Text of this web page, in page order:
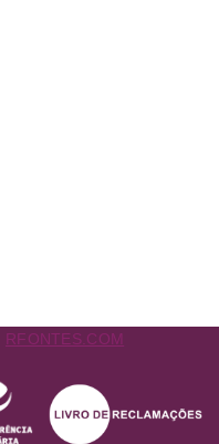
RFONTES.COM